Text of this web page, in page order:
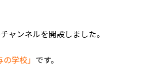
ャンネルを開設しました。
学校」 です。